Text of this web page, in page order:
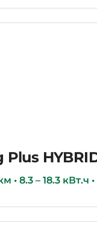
Plus
• 8.3 – 18.3 кВт.ч